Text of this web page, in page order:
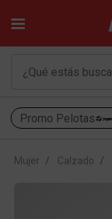
Promo Pelotas
Mujer Calzado